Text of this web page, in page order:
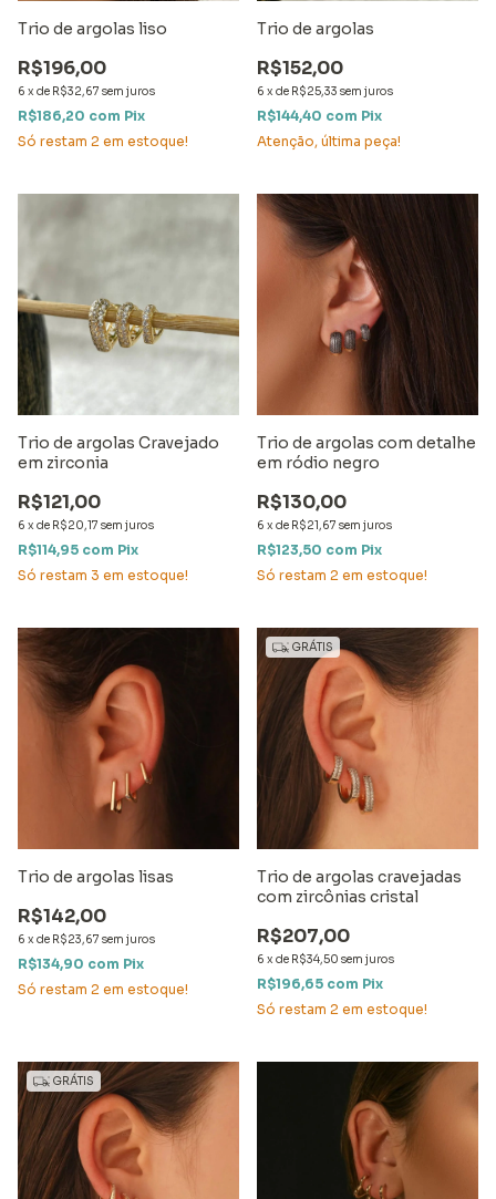
Trio de argolas liso
R$196,00
6 x de R$32,67 sem juros
R$186,20 com Pix
Só restam 2 em estoque!
Trio de argolas
R$152,00
6 x de R$25,33 sem juros
R$144,40 com Pix
Atenção, última peça!
Trio de argolas Cravejado
em zirconia
R$121,00
6 x de R$20,17 sem juros
R$114,95 com Pix
Só restam 3 em estoque!
Trio de argolas com detalhe
em ródio negro
R$130,00
6 x de R$21,67 sem juros
R$123,50 com Pix
Só restam 2 em estoque!
Trio de argolas lisas
R$142,00
6 x de R$23,67 sem juros
R$134,90 com Pix
Só restam 2 em estoque!
GRÁTIS
Trio de argolas cravejadas
com zircônias cristal
R$207,00
6 x de R$34,50 sem juros
R$196,65 com Pix
Só restam 2 em estoque!
GRÁTIS